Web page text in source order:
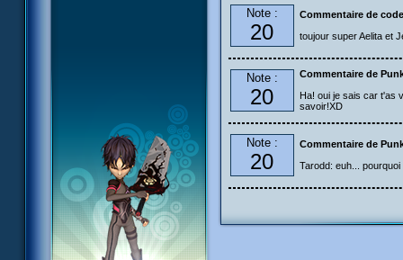
Note :
20
Commentaire de
toujour super Aelita et
Note :
20
Commentaire de
Ha! oui je sais car t'as
savoir!XD
Note :
20
Commentaire de
Tarodd: euh...